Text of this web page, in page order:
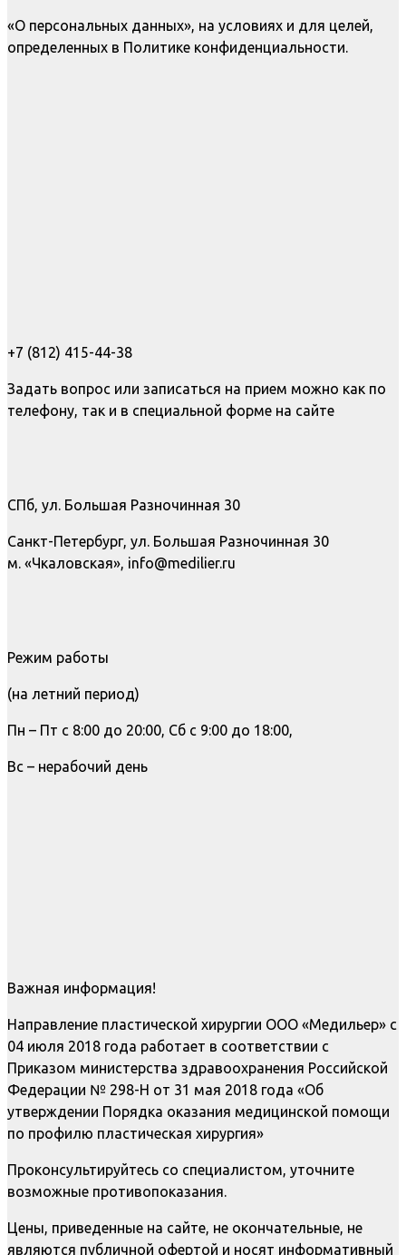
«О персональных данных», на условиях и для целей,
определенных в Политике конфиденциальности.
+7 (812) 415-44-38
Задать вопрос или записаться на прием можно как по
телефону, так и в специальной форме на сайте
СПб, ул. Большая Разночинная 30
Санкт-Петербург, ул. Большая Разночинная 30
м. «Чкаловская», info@medilier.ru
Режим работы
(на летний период)
Пн – Пт с 8:00 до 20:00, Сб с 9:00 до 18:00,
Вс – нерабочий день
Важная информация!
Направление пластической хирургии ООО «Медильер» с
04 июля 2018 года работает в соответствии с
Приказом министерства здравоохранения Российской
Федерации № 298-Н от 31 мая 2018 года «Об
утверждении Порядка оказания медицинской помощи
по профилю пластическая хирургия»
Проконсультируйтесь со специалистом, уточните
возможные противопоказания.
Цены, приведенные на сайте, не окончательные, не
являются публичной офертой и носят информативный